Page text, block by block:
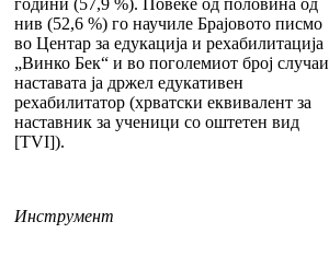
години (57,9 %). Повеќе од половина од
нив (52,6 %) го научиле Браjовото писмо
во Центар за едукација и рехабилитација
„Винко Бек“ и во поголемиот број случаи
наставата ја држел едукативен
рехабилитатор (хрватски еквивалент за
наставник за ученици со оштетен вид
[TVI]).
Инструмент